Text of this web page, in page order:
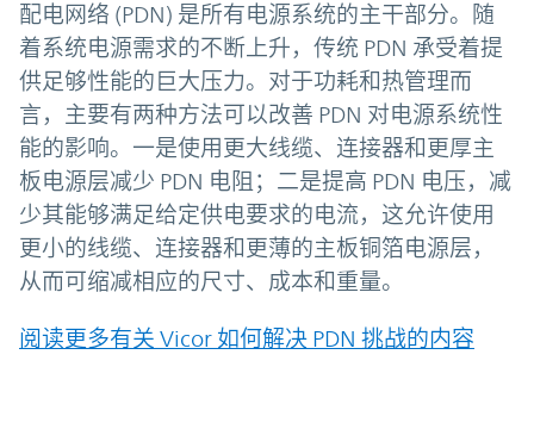
配电网络 (PDN) 是所有电源系统的主干部分。随
着系统电源需求的不断上升，传统 PDN 承受着提
供足够性能的巨大压力。对于功耗和热管理而
言，主要有两种方法可以改善 PDN 对电源系统性
能的影响。一是使用更大线缆、连接器和更厚主
板电源层减少 PDN 电阻；二是提高 PDN 电压，减
少其能够满足给定供电要求的电流，这允许使用
更小的线缆、连接器和更薄的主板铜箔电源层，
从而可缩减相应的尺寸、成本和重量。
阅读更多有关 Vicor 如何解决 PDN 挑战的内容